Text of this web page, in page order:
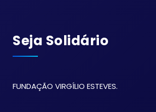
Seja Solidário
FUNDAÇÃO VIRGÍLIO ESTEVES.